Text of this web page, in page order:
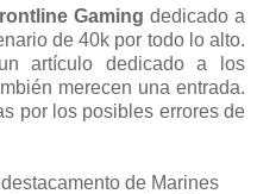
Gaming dedicado a
de 40k por todo lo alto.
artículo dedicado a los
merecen una entrada.
por los posibles errores de
de Marines